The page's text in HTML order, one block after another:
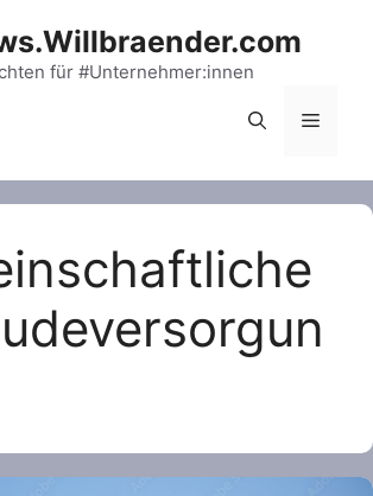
für #Unternehmer:innen
Menu